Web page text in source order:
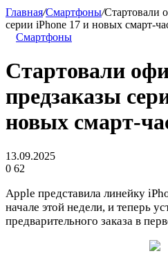
Главная/Смартфоны/Стартовали
серии iPhone 17 и новых смарт-
Смартфоны
Стартовали
предзаказы
новых смарт-
13.09.2025
0 62
Apple представила линейку
начале этой недели, и теперь
предварительного заказа в